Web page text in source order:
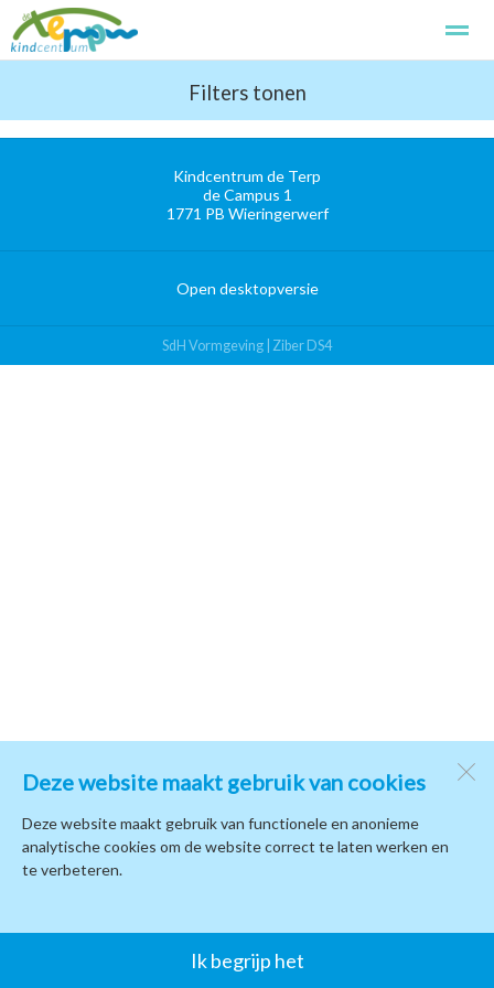
Kennismaken
Foto's Zoeken
Deze website maakt gebruik van cookies
Deze website maakt gebruik van functionele en anonieme
analytische cookies om de website correct te laten werken en
te verbeteren.
Ik begrijp het
Filters tonen
Kindcentrum de Terp
de Campus 1
1771 PB Wieringerwerf
Open desktopversie
SdH Vormgeving | Ziber DS4